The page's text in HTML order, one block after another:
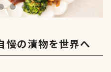
慢の漬物を世界へ